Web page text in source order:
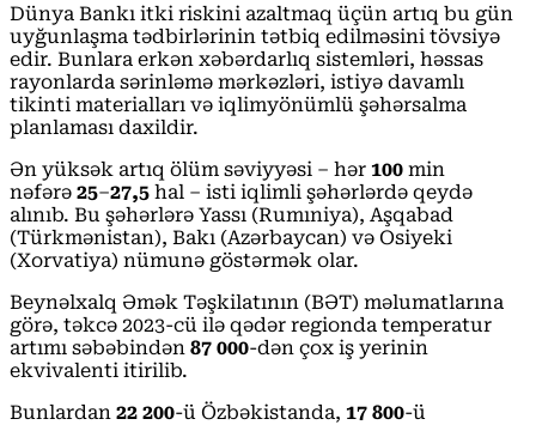
Dünya Bankı itki riskini azaltmaq üçün artıq bu gün
uyğunlaşma tədbirlərinin tətbiq edilməsini tövsiyə
edir. Bunlara erkən xəbərdarlıq sistemləri, həssas
rayonlarda sərinləmə mərkəzləri, istiyə davamlı
tikinti materialları və iqlimyönümlü şəhərsalma
planlaması daxildir.
Ən yüksək artıq ölüm səviyyəsi – hər 100 min
nəfərə 25–27,5 hal – isti iqlimli şəhərlərdə qeydə
alınıb. Bu şəhərlərə Yassı (Rumıniya), Aşqabad
(Türkmənistan), Bakı (Azərbaycan) və Osiyeki
(Xorvatiya) nümunə göstərmək olar.
Beynəlxalq Əmək Təşkilatının (BƏT) məlumatlarına
görə, təkcə 2023-cü ilə qədər regionda temperatur
artımı səbəbindən 87 000-dən çox iş yerinin
ekvivalenti itirilib.
Bunlardan 22 200-ü Özbəkistanda, 17 800-ü